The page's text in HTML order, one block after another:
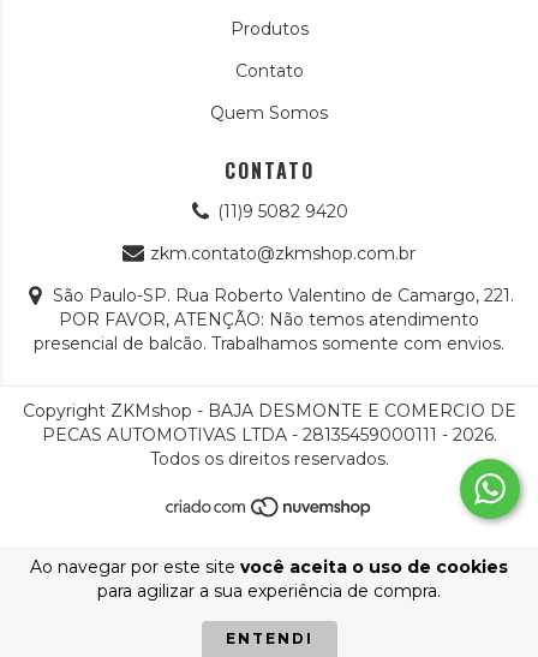
Ao navegar por este site você aceita o uso de cookies
para agilizar a sua experiência de compra.
ENTENDI
Produtos
Contato
Quem Somos
CONTATO
(11)9 5082 9420
zkm.contato@zkmshop.com.br
São Paulo-SP. Rua Roberto Valentino de Camargo, 221.
POR FAVOR, ATENÇÃO: Não temos atendimento
presencial de balcão. Trabalhamos somente com envios.
Copyright ZKMshop - BAJA DESMONTE E COMERCIO DE
PECAS AUTOMOTIVAS LTDA - 28135459000111 - 2026.
Todos os direitos reservados.